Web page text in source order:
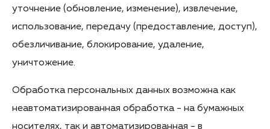
уточнение (обновление, изменение), извлечение,
использование, передачу (предоставление, доступ),
обезличивание, блокирование, удаление,
уничтожение.
Обработка персональных данных возможна как
неавтоматизированная обработка - на бумажных
носителях, так и автоматизированная - в